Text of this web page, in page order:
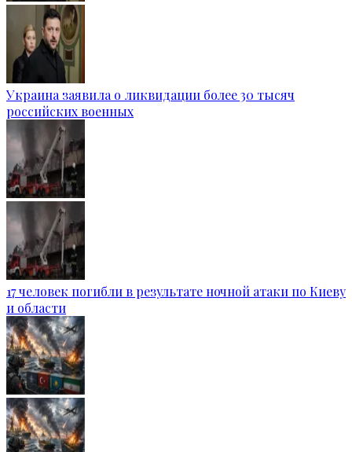
Украина заявила о ликвидации более 30 тысяч
российских военных
17 человек погибли в результате ночной атаки по Киеву
и области